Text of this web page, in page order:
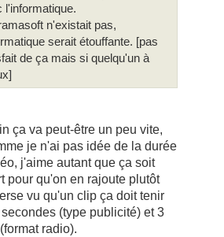
l'informatique.
n'existait pas,
serait étouffante. [pas
de ça mais si quelqu'un à
ça va peut-être un peu vite,
je n'ai pas idée de la durée
j'aime autant que ça soit
pour qu'on en rajoute plutôt
vu qu'un clip ça doit tenir
(type publicité) et 3
radio).